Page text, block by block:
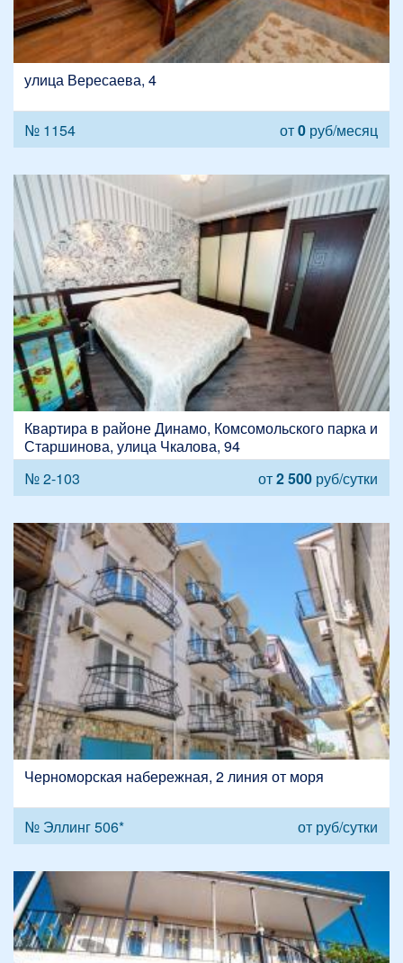
улица Вересаева, 4
№ 1154 от0 руб/месяц
Квартира в районе Динамо, Комсомольского парка и
Старшинова, улица Чкалова, 94
№ 2-103
от2 500 руб/сутки
Черноморская набережная, 2 линия от моря
№ Эллинг 506* от руб/сутки